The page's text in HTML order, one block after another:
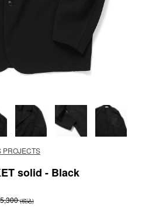
PROJECTS
solid - Black
(税込)